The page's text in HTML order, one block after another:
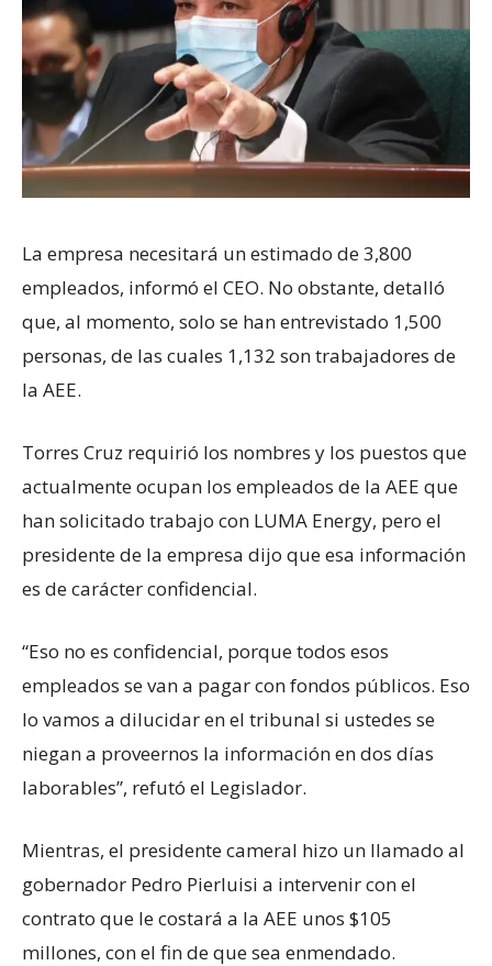
La empresa necesitará un estimado de 3,800
empleados, informó el CEO. No obstante, detalló
que, al momento, solo se han entrevistado 1,500
personas, de las cuales 1,132 son trabajadores de
la AEE.
Torres Cruz requirió los nombres y los puestos que
actualmente ocupan los empleados de la AEE que
han solicitado trabajo con LUMA Energy, pero el
presidente de la empresa dijo que esa información
es de carácter confidencial.
“Eso no es confidencial, porque todos esos
empleados se van a pagar con fondos públicos. Eso
lo vamos a dilucidar en el tribunal si ustedes se
niegan a proveernos la información en dos días
laborables”, refutó el Legislador.
Mientras, el presidente cameral hizo un llamado al
gobernador Pedro Pierluisi a intervenir con el
contrato que le costará a la AEE unos $105
millones, con el fin de que sea enmendado.